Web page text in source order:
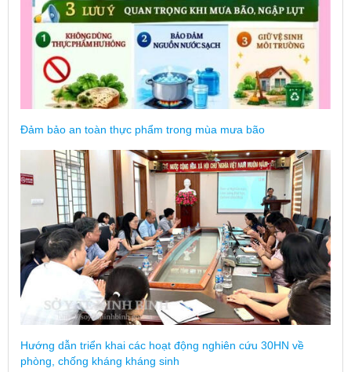
Đảm bảo an toàn thực phẩm trong mùa mưa bão
Hướng dẫn triển khai các hoạt động nghiên cứu 30HN về
phòng, chống kháng kháng sinh